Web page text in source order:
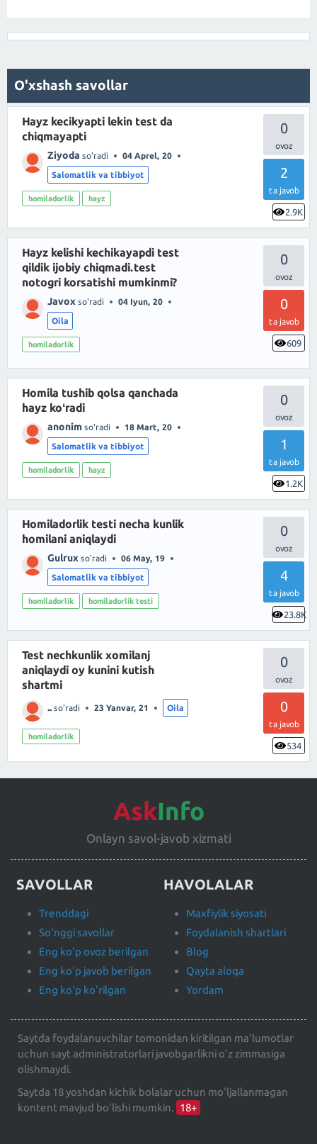
O'xshash savollar
0
2
ta javob
2.9K
Hayz kecikyapti lekin test da
chiqmayapti
Ziyoda so'radi 04 Aprel, 20
Salomatlik va tibbiyot
homiladorlik hayz
0
0
ta javob
609
Hayz kelishi kechikayapdi test
qildik ijobiy chiqmadi.test
notogri korsatishi mumkinmi?
Javox so'radi 04 Iyun, 20
Oila
homiladorlik
0
1
ta javob
1.2K
Homila tushib qolsa qanchada
hayz koʻradi
anonim so'radi 18 Mart, 20
Salomatlik va tibbiyot
homiladorlik hayz
0
4
ta javob
23.8K
Homiladorlik testi necha kunlik
homilani aniqlaydi
Gulrux so'radi 06 May, 19
Salomatlik va tibbiyot
homiladorlik homiladorlik testi
0
0
ta javob
534
Test nechkunlik xomilanj
aniqlaydi oy kunini kutish
shartmi
.. so'radi 23 Yanvar, 21 Oila
homiladorlik
AskInfo
Onlayn savol-javob xizmati
SAVOLLAR
Trenddagi
So'nggi savollar
Eng ko'p ovoz berilgan
Eng ko'p javob berilgan
Eng ko'p ko'rilgan
HAVOLALAR
Maxfiylik siyosati
Foydalanish shartlari
Blog
Qayta aloqa
Yordam
Saytda foydalanuvchilar tomonidan kiritilgan ma'lumotlar
uchun sayt administratorlari javobgarlikni o'z zimmasiga
olishmaydi.
Saytda 18 yoshdan kichik bolalar uchun mo'ljallanmagan
kontent mavjud bo'lishi mumkin. 18+